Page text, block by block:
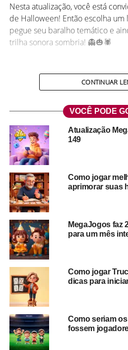
Nesta atualização, você está
de Halloween! Então escolha um
pegue seu baralho temático e
trilha sonora sombria! 👻🎃🕷
Luz na Passarela
Agora, o Avatar Maker conta com
para trajes prontos! Ou seja,
diversos itens de avatar para criar
esforço. E, para estrear essa
melhor do que nossas fantasias
Halloween! 🎃👻 Então corre
seu avatar com muito estilo!
CONTINUAR
VOCÊ PODE
Atualização
149
Como jogar
aprimorar suas
MegaJogos faz
para um mês
Como jogar
dicas para
Como seriam
fossem